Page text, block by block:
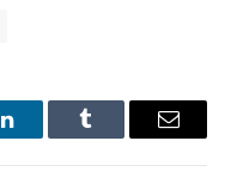
LinkedInTumblr Email